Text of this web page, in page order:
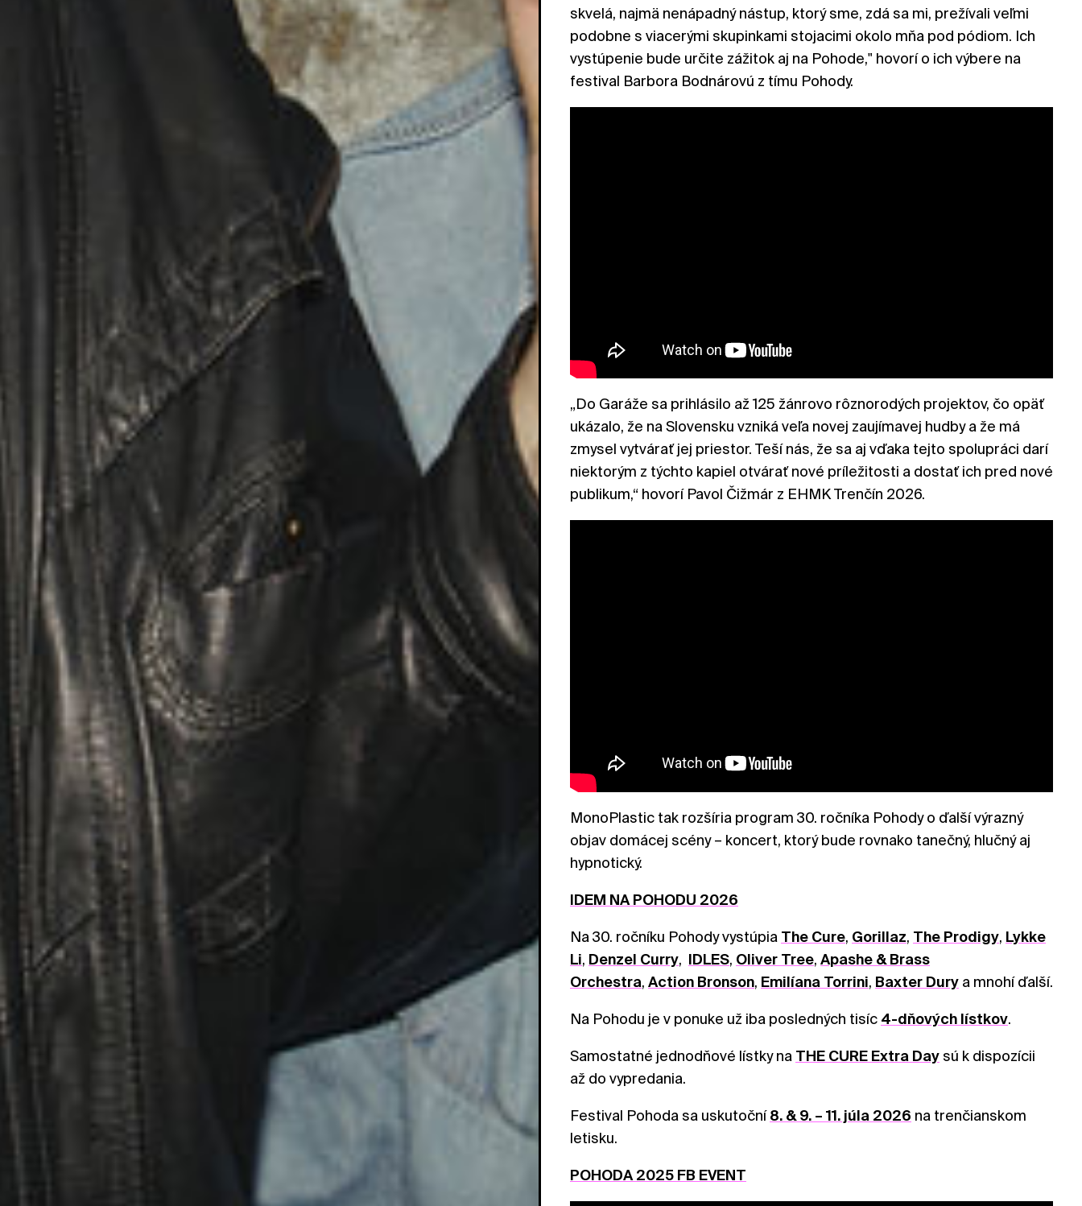
skvelá, najmä nenápadný nástup, ktorý sme, zdá sa mi, prežívali veľmi
podobne s viacerými skupinkami stojacimi okolo mňa pod pódiom. Ich
vystúpenie bude určite zážitok aj na Pohode," hovorí o ich výbere na
festival Barbora Bodnárovú z tímu Pohody.
„Do Garáže sa prihlásilo až 125 žánrovo rôznorodých projektov, čo opäť
ukázalo, že na Slovensku vzniká veľa novej zaujímavej hudby a že má
zmysel vytvárať jej priestor. Teší nás, že sa aj vďaka tejto spolupráci darí
niektorým z týchto kapiel otvárať nové príležitosti a dostať ich pred nové
publikum,“ hovorí Pavol Čižmár z EHMK Trenčín 2026.
MonoPlastic tak rozšíria program 30. ročníka Pohody o ďalší výrazný
objav domácej scény – koncert, ktorý bude rovnako tanečný, hlučný aj
hypnotický.
IDEM NA POHODU 2026
Na 30. ročníku Pohody vystúpia The Cure, Gorillaz, The Prodigy, Lykke
Li, Denzel Curry, IDLES, Oliver Tree, Apashe & Brass
Orchestra, Action Bronson, Emilíana Torrini, Baxter Dury a mnohí ďalší.
Na Pohodu je v ponuke už iba posledných tisíc 4-dňových lístkov.
Samostatné jednodňové lístky na THE CURE Extra Day sú k dispozícii
až do vypredania.
Festival Pohoda sa uskutoční8. & 9. – 11. júla 2026 na trenčianskom
letisku.
POHODA 2025 FB EVENT